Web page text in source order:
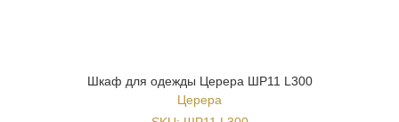
Шкаф для одежды Церера ШР11 L300
Церера